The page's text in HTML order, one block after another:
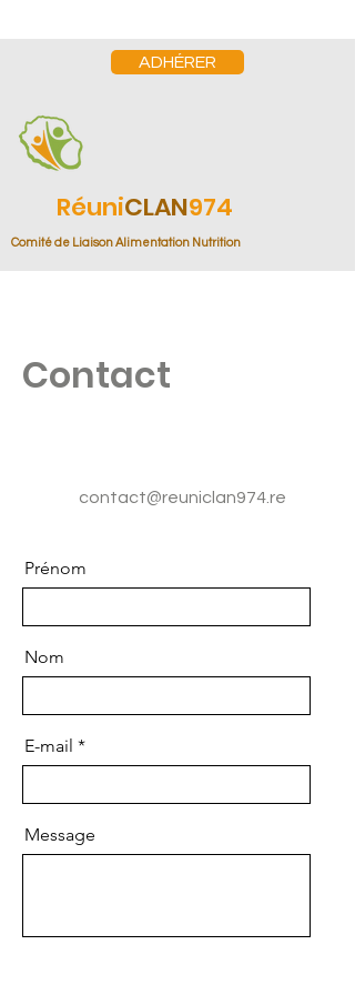
ADHÉRER
RéuniCLAN974
Comité de Liaison Alimentation Nutrition
Contact
contact@reuniclan974.re
Prénom
Nom
E-mail
Message